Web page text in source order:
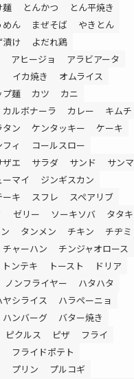
麺 とんかつ
とん平焼き
めん まぜそば
やきとん
漬け
よだれ鶏
アヒージョ
アラビアータ
イカ焼き
オムライス
プ麺 カツ
カニ
カルボナーラ カレー
キムチ
タン ケンタッキー
ケーキ
フィ
コールスロー
ザエ サラダ サンド
サンマ
ーマイ
ジンギスカン
ーキ スフレ
スペアリブ
ゼリー ソーキソバ
タタキ
タンメン チキン
チヂミ
チャーハン
チンジャオロース
トンテキ トースト
ドリア
ノンフライヤー
ハタハタ
ヤシライス
ハラペーニョ
ハンバーグ
バター焼き
ピクルス ピザ
フライ
フライドポテト
プリン
プルコギ